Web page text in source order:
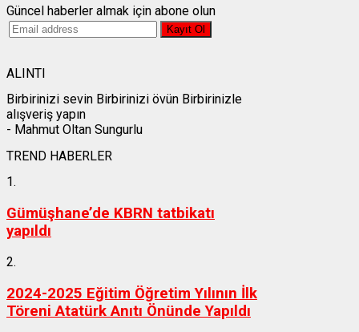
Güncel haberler almak için abone olun
ALINTI
Birbirinizi sevin Birbirinizi övün Birbirinizle
alışveriş yapın
- Mahmut Oltan Sungurlu
TREND HABERLER
1.
Gümüşhane’de KBRN tatbikatı
yapıldı
2.
2024-2025 Eğitim Öğretim Yılının İlk
Töreni Atatürk Anıtı Önünde Yapıldı